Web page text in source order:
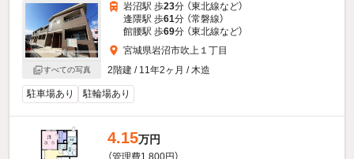
すべての写真
岩沼駅 歩23分 （東北線など）
逢隈駅 歩61分 （常磐線）
館腰駅 歩69分 （東北線など）
宮城県岩沼市吹上１丁目
2階建 / 11年2ヶ月 / 木造
駐車場あり 駐輪場あり
4.15万円
（管理費1,800円）